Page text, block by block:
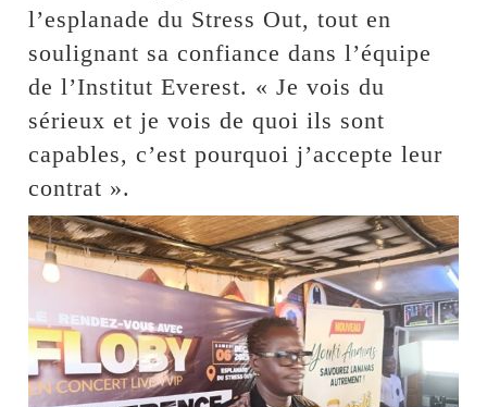
l’esplanade du Stress Out, tout en
soulignant sa confiance dans l’équipe
de l’Institut Everest. « Je vois du
sérieux et je vois de quoi ils sont
capables, c’est pourquoi j’accepte leur
contrat ».